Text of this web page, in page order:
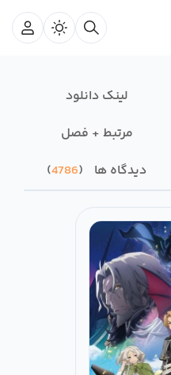
لینک دانلود
مرتبط + فصل
دیدگاه ها 4786